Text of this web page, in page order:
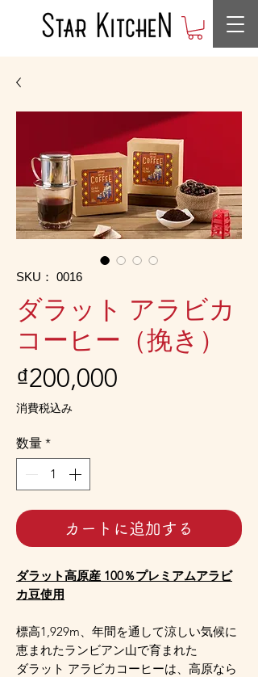
SKU： 0016
ダラット アラビカ
コーヒー（挽き）
₫200,000
消費税込み
数量 *
カートに追加する
ダラット高原産 100％プレミアムアラビ
カ豆使用
標高1,929m、年間を通して涼しい気候に
恵まれたランビアン山で育まれた
ダラット アラビカコーヒーは、高原なら